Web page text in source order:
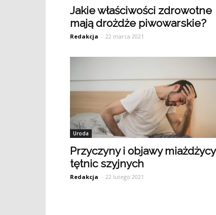
Jakie właściwości zdrowotne
mają drożdże piwowarskie?
Redakcja - 22 marca 2021
Uroda
Przyczyny i objawy miażdżycy
tętnic szyjnych
Redakcja - 22 lutego 2021